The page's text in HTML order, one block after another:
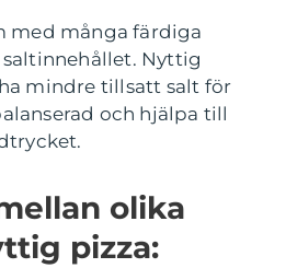
med många färdiga
Nyttig
mindre tillsatt salt för
och hjälpa till
olika
pizza: